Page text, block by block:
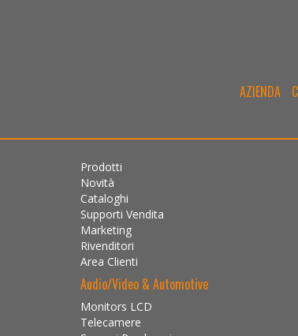
AZIENDA
Prodotti
Novità
Cataloghi
Supporti Vendita
Marketing
Rivenditori
Area Clienti
Audio/Video & Automotive
Monitors LCD
Telecamere